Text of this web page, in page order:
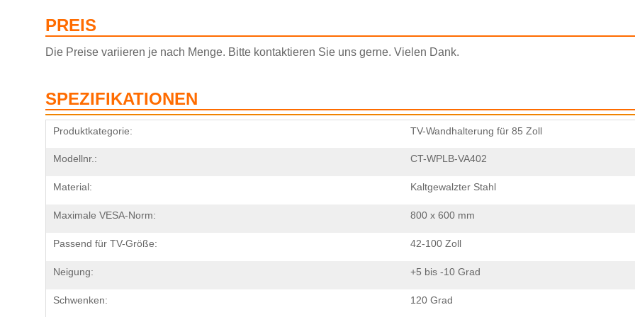
PREIS
Die Preise variieren je nach Menge. Bitte kontaktieren Sie uns gerne. Vielen Dank.
SPEZIFIKATIONEN
Produktkategorie: TV-Wandhalterung für 85 Zoll
Modellnr.: CT-WPLB-VA402
Material: Kaltgewalzter Stahl
Maximale VESA-Norm: 800 x 600 mm
Passend für TV-Größe: 42-100 Zoll
Neigung: +5 bis -10 Grad
Schwenken: 120 Grad
CHARMs Kunde
ein, um zu bestätigen, dass Sie tatsächlich ein Kunde von CHARM
eingereichten